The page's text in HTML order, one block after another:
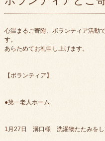
心温まるご寄附、ボランティア活動
す。
あらためてお礼申し上げます。
【ボランティア】
●第一老人ホーム
1月27日 溝口様 洗濯物たたみをし